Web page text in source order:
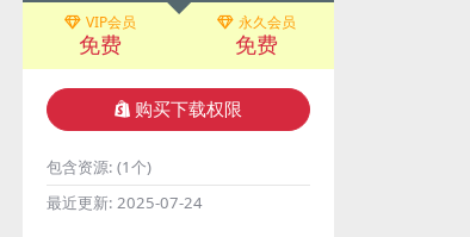
VIP会员
免费
永久会员
免费
购买下载权限
包含资源: (1个)
最近更新: 2025-07-24